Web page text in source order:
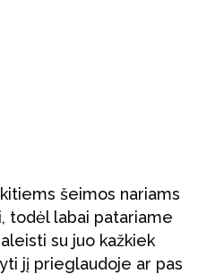
šeimos nariams
todėl labai patariame
su juo kažkiek
jį prieglaudoje ar pas